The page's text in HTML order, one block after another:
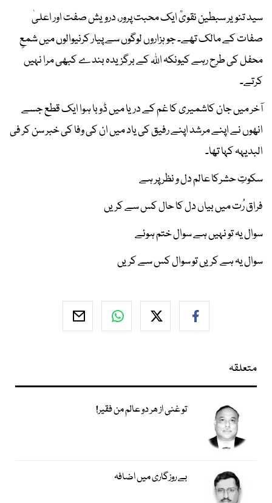
سید تنویر سبطین نقویؒ ایک محبت پرور، درویش صفت اور اعلیٰ
صفات کے مالک تھے۔ جو ہزاروں لوگوں سے پیار کرنیوالوں میں شمعِ
محفل کی طرح رہے کیونکہ اللہ کے برگزیدہ بندے کبھی مرا نہیں
کرتے۔
آخر میں جان کاشمیری کا غم کے دریا میں ڈوبا ہوا ایک قطع جسے
انھوں نے اپنے مرشد اپنے رفیق کی یاد میں ان کی وفا کی خبر سن کر فی
البدیہہ کہا تھا۔
سکوتِ حشرکا عالم دل و نظر پر ہے
فراق رُت میں بیاں دل کا حال کس سے کریں
سوال یہ تو نہیں ہے سوال ختم ہوئے
سوال یہ ہے کریں تو سوال کس سے کریں
متعلقہ
تو غنی از ھر دو عالم من فقیر!
بے روزگاری میں اضافہ